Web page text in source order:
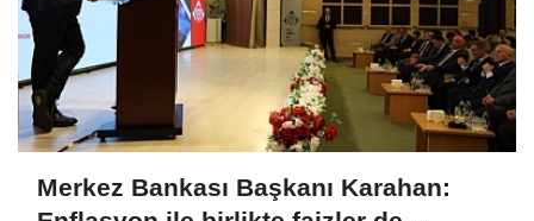
Merkez Bankası Başkanı Karahan: